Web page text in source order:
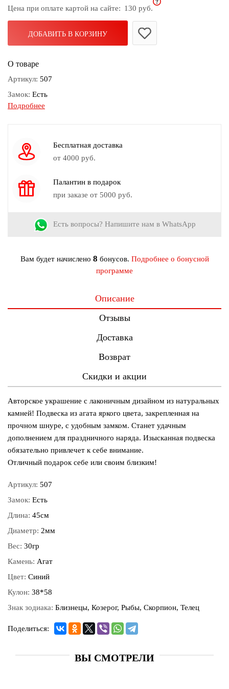
дома
для
пляжа
Цена при оплате картой на сайте: 130 руб.
ДОБАВИТЬ В КОРЗИНУ
О товаре
Артикул: 507
Замок: Есть
Длина:45см
Камень:
Кулон:38*58
Подробнее
Бесплатная доставка
от 4000 руб.
Палантин в подарок
при заказе от 5000 руб.
Есть вопросы? Напишите нам в WhatsApp
Вам будет начислено 8 бонусов. Подробнее о бонусной
программе
Описание
Отзывы
Доставка
Возврат
Скидки и акции
Авторское украшение с лаконичным дизайном из натуральных
камней! Подвеска из агата яркого цвета, закрепленная на
прочном шнуре, с удобным замком. Станет удачным
дополнением для праздничного наряда. Изысканная подвеска
обязательно привлечет к себе внимание.
Отличный подарок себе или своим близким!
Артикул: 507
Замок: Есть
Длина: 45см
Диаметр: 2мм
Вес: 30гр
Камень: Агат
Цвет: Синий
Кулон: 38*58
Знак зодиака: Близнецы, Козерог, Рыбы, Скорпион, Телец
Поделиться:
ВЫ СМОТРЕЛИ